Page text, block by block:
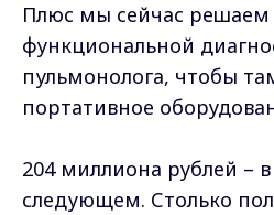
Плюс мы сейчас решаем
функциональной
пульмонолога, чтобы
портативное
204 миллиона рублей –
следующем. Столько